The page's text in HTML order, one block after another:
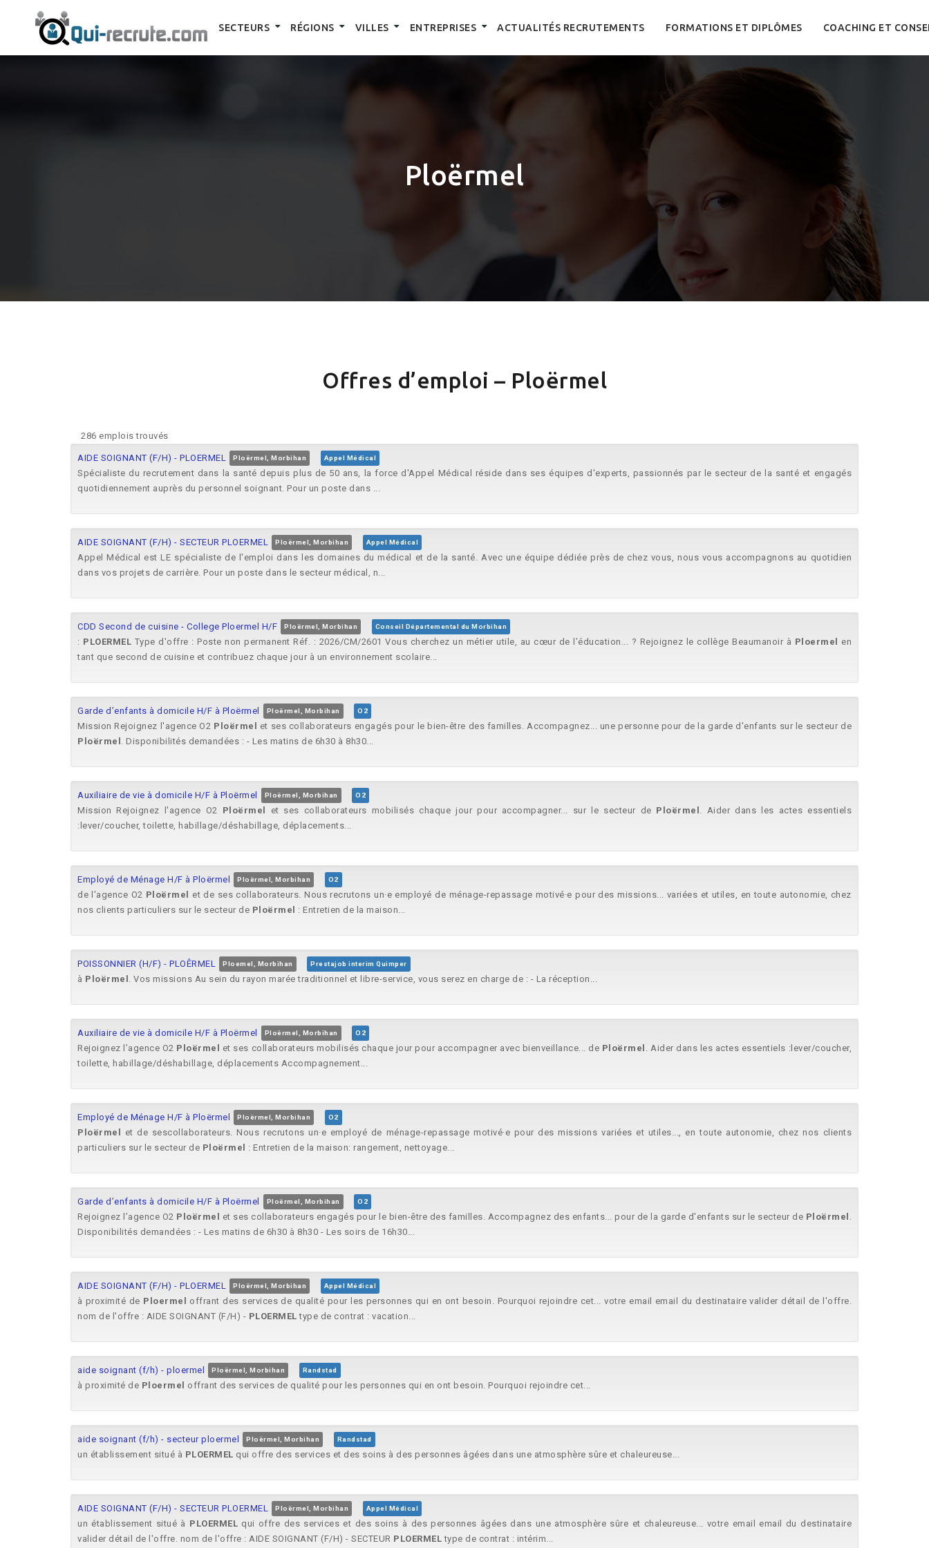
SECTEURS RÉGIONS VILLES ENTREPRISES ACTUALITÉS RECRUTEMENTS FORMATIONS ET DIPLÔMES COACHING ET
Ploërmel
Offres d’emploi – Ploërmel
286 emplois trouvés
AIDE SOIGNANT (F/H) - PLOERMEL Ploërmel, Morbihan Appel Médical
Spécialiste du recrutement dans la santé depuis plus de 50 ans, la force d'Appel Médical réside dans ses équipes d'experts, passionnés par le secteur de la santé et engagés
quotidiennement auprès du personnel soignant. Pour un poste dans ...
AIDE SOIGNANT (F/H) - SECTEUR PLOERMEL Ploërmel, Morbihan Appel Médical
Appel Médical est LE spécialiste de l'emploi dans les domaines du médical et de la santé. Avec une équipe dédiée près de chez vous, nous vous accompagnons au quotidien
dans vos projets de carrière. Pour un poste dans le secteur médical, n...
CDD Second de cuisine - College Ploermel H/F Ploërmel, Morbihan Conseil Départemental du Morbihan
: PLOERMEL Type d'offre : Poste non permanent Réf. : 2026/CM/2601 Vous cherchez un métier utile, au cœur de l’éducation... ? Rejoignez le collège Beaumanoir à Ploermel
en
tant que second de cuisine et contribuez chaque jour à un environnement scolaire...
Garde d’enfants à domicile H/F à Ploërmel Ploërmel, Morbihan O2
Mission Rejoignez l'agence O2 Ploërmel
et ses collaborateurs engagés pour le bien-être des familles. Accompagnez... une personne pour de la garde d'enfants sur le secteur de
Ploërmel . Disponibilités demandées : - Les matins de 6h30 à 8h30...
Auxiliaire de vie à domicile H/F à Ploërmel Ploërmel, Morbihan O2
Mission Rejoignez l'agence O2 Ploërmel et ses collaborateurs mobilisés chaque jour pour accompagner... sur le secteur de Ploërmel . Aider dans les actes essentiels
:lever/coucher, toilette, habillage/déshabillage, déplacements...
Employé de Ménage H/F à Ploërmel Ploërmel, Morbihan O2
de l'agence O2 Ploërmel
et de ses collaborateurs. Nous recrutons un·e employé de ménage-repassage motivé·e pour des missions... variées et utiles, en toute autonomie, chez
nos clients particuliers sur le secteur de Ploërmel : Entretien de la maison...
POISSONNIER (H/F) - PLOÊRMEL Ploemel, Morbihan Prestajob interim Quimper
à Ploërmel . Vos missions Au sein du rayon marée traditionnel et libre-service, vous serez en charge de : - La réception...
Auxiliaire de vie à domicile H/F à Ploërmel Ploërmel, Morbihan O2
Rejoignez l’agence O2 Ploërmel et ses collaborateurs mobilisés chaque jour pour accompagner avec bienveillance... de Ploërmel . Aider dans les actes essentiels :lever/coucher,
toilette, habillage/déshabillage, déplacements Accompagnement...
Employé de Ménage H/F à Ploërmel Ploërmel, Morbihan O2
Ploërmel
et de sescollaborateurs. Nous recrutons un·e employé de ménage-repassage motivé·e pour des missions variées et utiles..., en toute autonomie, chez nos clients
particuliers sur le secteur de Ploërmel : Entretien de la maison: rangement, nettoyage...
Garde d’enfants à domicile H/F à Ploërmel Ploërmel, Morbihan O2
Rejoignez l’agence O2 Ploërmel et ses collaborateurs engagés pour le bien-être des familles. Accompagnez des enfants... pour de la garde d'enfants sur le secteur de Ploërmel .
Disponibilités demandées : - Les matins de 6h30 à 8h30 - Les soirs de 16h30...
AIDE SOIGNANT (F/H) - PLOERMEL Ploërmel, Morbihan Appel Médical
à proximité de Ploermel
offrant des services de qualité pour les personnes qui en ont besoin. Pourquoi rejoindre cet... votre email email du destinataire valider détail de l'offre.
nom de l'offre : AIDE SOIGNANT (F/H) - PLOERMEL type de contrat : vacation...
aide soignant (f/h) - ploermel Ploërmel, Morbihan Randstad
à proximité de Ploermel offrant des services de qualité pour les personnes qui en ont besoin. Pourquoi rejoindre cet...
aide soignant (f/h) - secteur ploermel Ploërmel, Morbihan Randstad
un établissement situé à PLOERMEL qui offre des services et des soins à des personnes âgées dans une atmosphère sûre et chaleureuse...
AIDE SOIGNANT (F/H) - SECTEUR PLOERMEL Ploërmel, Morbihan Appel Médical
un établissement situé à PLOERMEL qui offre des services et des soins à des personnes âgées dans une atmosphère sûre et chaleureuse... votre email email du destinataire
valider détail de l'offre. nom de l'offre : AIDE SOIGNANT (F/H) - SECTEUR PLOERMEL type de contrat : intérim...